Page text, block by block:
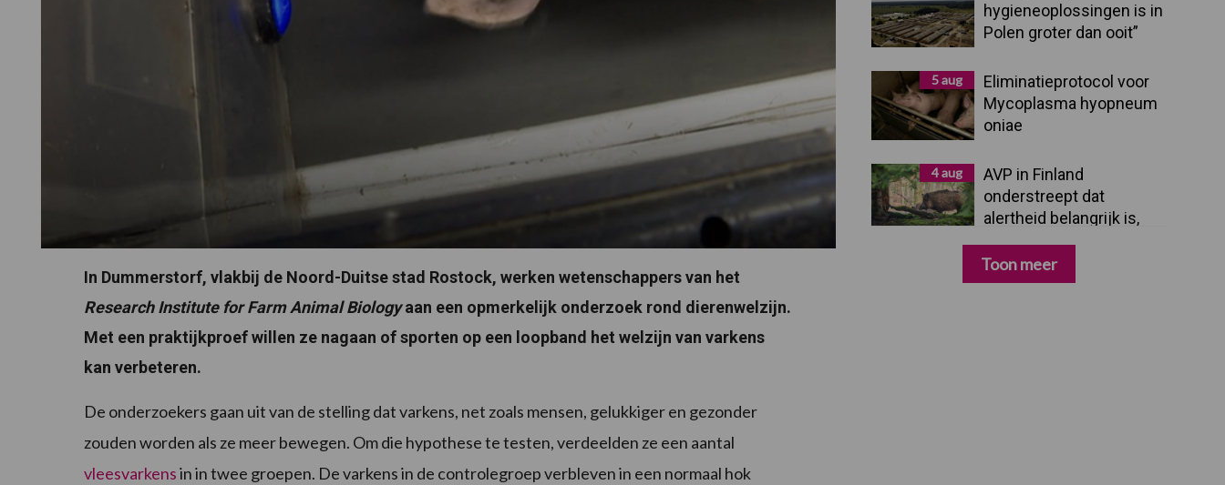
In Dummerstorf, vlakbij de Noord-Duitse stad Rostock, werken wetenschappers van het
Research Institute for Farm Animal Biologyaan een opmerkelijk onderzoek rond dierenwelzijn.
Met een praktijkproef willen ze nagaan of sporten op een loopband het welzijn van varkens
kan verbeteren.
De onderzoekers gaan uit van de stelling dat varkens, net zoals mensen, gelukkiger en gezonder
zouden worden als ze meer bewegen. Om die hypothese te testen, verdeelden ze een aantal
vleesvarkensin in twee groepen. De varkens in de controlegroep verbleven in een normaal hok
hygieneoplossingen is in
Polen groter dan ooit”
5 aug
Eliminatieprotocol voor
Mycoplasma hyopneum
oniae
4 aug
AVP in Finland
onderstreept dat
alertheid belangrijk is,
zeker nu
Toon meer